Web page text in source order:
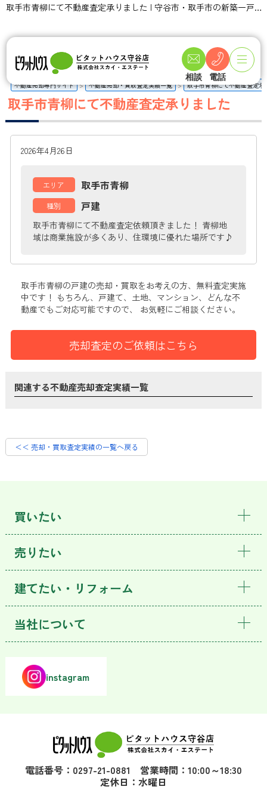
取手市青柳にて不動産査定承りました | 守谷市・取手市の新築一戸建て・土地・一軒家購入情報ならピタットハウス守谷店 スカイ・エステート
相談 電話
不動産売却専門サイト 不動産売却・買取査定実績一覧 取手市青柳にて不動産査定承
取手市青柳にて不動産査定承りました
2026年4月26日
エリア 取手市青柳
種別 戸建
取手市青柳にて不動産査定依頼頂きました！ 青柳地
域は商業施設が多くあり、住環境に優れた場所です♪
取手市青柳の戸建の売却・買取をお考えの方、無料査定実施
中です！ もちろん、戸建て、土地、マンション、どんな不
動産でもご対応可能ですので、 お気軽にご相談ください。
売却査定のご依頼はこちら
関連する不動産売却査定実績一覧
＜＜ 売却・買取査定実績の一覧へ戻る
買いたい
売りたい
建てたい・リフォーム
当社について
instagram
電話番号：0297-21-0881 営業時間：10:00～18:30
定休日：水曜日